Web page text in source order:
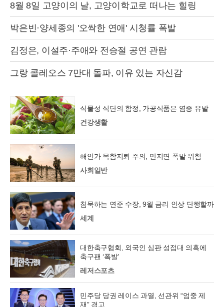
8월 8일 고양이의 날, 고양이학교로 떠나는 힐링
박은빈·양세종의 '오싹한 연애' 시청률 폭발
김정은, 이설주·주애와 전승절 공연 관람
그랑 콜레오스 7만대 돌파, 이유 있는 자신감
식물성 식단의 함정, 가공식품은 염증 유발
건강생활
해안가 목함지뢰 주의, 만지면 폭발 위험
사회일반
침묵하는 연준 수장, 9월 금리 인상 단행할까
세계
대한축구협회, 외국인 심판 성접대 의혹에
축구팬 ‘폭발’
레저스포츠
민주당 당권 레이스 과열, 선관위 “엄중 제
재” 경고